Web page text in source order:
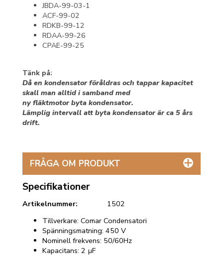
JBDA-99-03-1
ACF-99-02
RDKB-99-12
RDAA-99-26
CPAE-99-25
Tänk på:
Då en kondensator föråldras och tappar kapacitet
skall man alltid i samband med
ny fläktmotor byta kondensator.
Lämplig intervall att byta kondensator är ca 5 års
drift.
FRÅGA OM PRODUKT
Specifikationer
Artikelnummer:
1502
Tillverkare: Comar Condensatori
Spänningsmatning: 450 V
Nominell frekvens: 50/60Hz
Kapacitans: 2 µF